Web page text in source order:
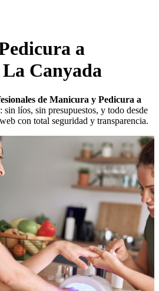
a
Canyada
de Manicura y Pedicura a
: sin líos, sin presupuestos, y todo desde
con total seguridad y transparencia.